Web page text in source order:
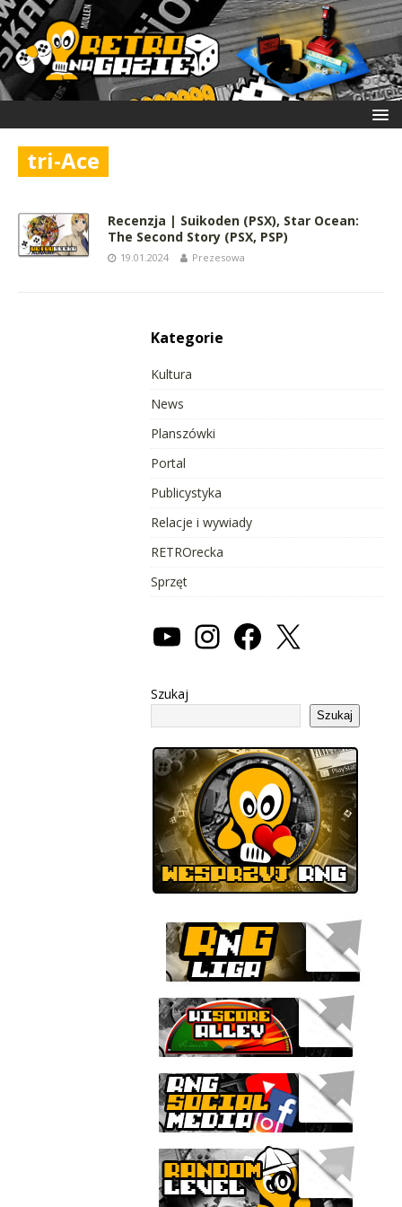
tri-Ace
Recenzja | Suikoden (PSX), Star Ocean:
The Second Story (PSX, PSP)
19.01.2024 Prezesowa
Kategorie
Kultura
News
Planszówki
Portal
Publicystyka
Relacje i wywiady
RETROrecka
Sprzęt
Szukaj
Szukaj